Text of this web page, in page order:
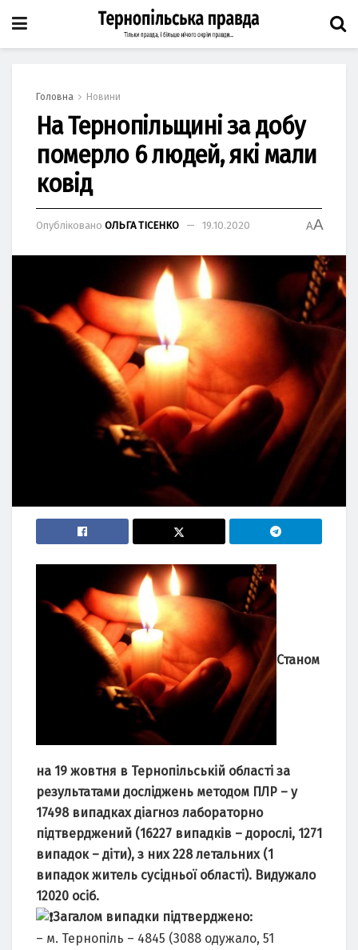
Головна Новини
На Тернопільщині за добу
померло 6 людей, які мали
ковід
Опубліковано ОЛЬГА ТІСЕНКО 19.10.2020 AA
Станом
на 19 жовтня в Тернопільській області за
результатами досліджень методом ПЛР – у
17498 випадках діагноз лабораторно
підтверджений (16227 випадків – дорослі, 1271
випадок – діти), з них 228 летальних (1
випадок житель сусідньої області). Видужало
12020 осіб.
Загалом випадки підтверджено:
– м. Тернопіль – 4845 (3088 одужало, 51